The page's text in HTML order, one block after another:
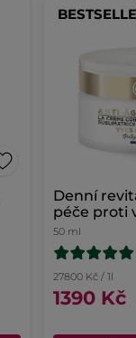
Denní
péče proti
50 ml
27800 Kč / 1l
1390 Kč